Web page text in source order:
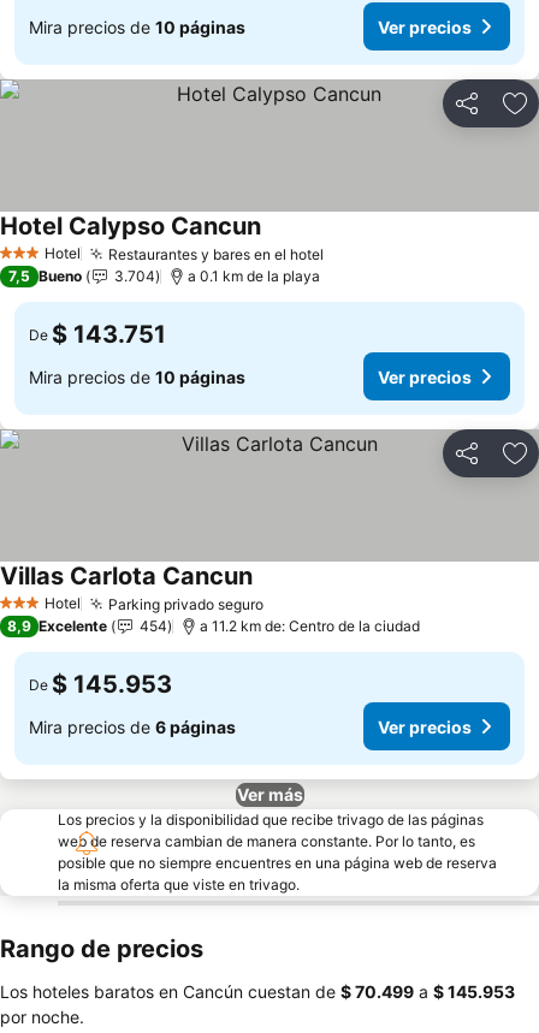
Mira precios de 10 páginas Ver precios
Compartir
3 Estrellas
Hotel Restaurantes y bares en el hotel
Hotel Calypso CancunVer precios
7,5 Bueno 3.704 a 0.1 km de la playa
De $ 143.751
Mira precios de 10 páginas Ver precios
Compartir
3 Estrellas
Hotel Parking privado seguroVer precios
Villas Carlota CancunVer precios
8,9 Excelente 454 a 11.2 km de: Centro de la ciudad
De $ 145.953
Mira precios de 6 páginas Ver precios
Ver más
Los precios y la disponibilidad que recibe trivago de las páginas
web de reserva cambian de manera constante. Por lo tanto, es
posible que no siempre encuentres en una página web de reserva
la misma oferta que viste en trivago.
Rango de precios
Los hoteles baratos en Cancún cuestan de ‎$ 70.499 a ‎$ 145.953
por noche.